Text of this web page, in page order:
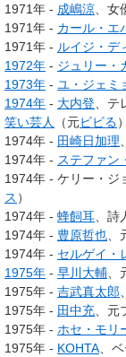
1971年 - 成嶋涼 、女
1971年 - カール・エ
1971年 - ルイジ・デ
1972年 - ジュリー・
1973年 - ユ・ジェミ
1974年 - 大内登 、
笑い芸人
（元ビビる）
1974年 - 田崎日加理
1974年 - ステファン
1974年 - ケリー・ジ
ス ）
1974年 - 蜂飼耳 、詩
1974年 - 豊原哲也
1974年 - セルゲイ・
1975年 - 早川大輔
1975年 - 吉武真太郎
1975年 - 田中充 、
1975年 - ホセ・モリ
1975年 - KOHTA 、